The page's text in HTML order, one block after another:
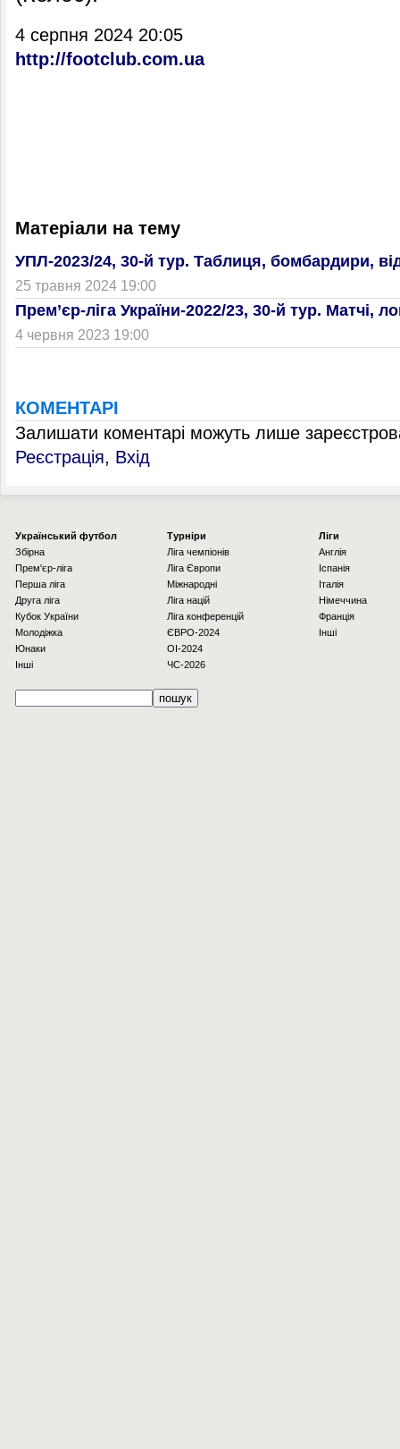
4 серпня 2024 20:05
http://footclub.com.ua
Матеріали на тему
УПЛ-2023/24, 30-й тур. Таблиця, бомбардири,
25 травня 2024 19:00
Прем’єр-ліга України-2022/23, 30-й тур. Матчі,
4 червня 2023 19:00
КОМЕНТАРІ
Залишати коментарі можуть лише
Реєстрація, Вхід
Українcький футбол
Збірна
Прем'єр-ліга
Перша ліга
Друга ліга
Кубок України
Молодіжка
Юнаки
Інші
Турніри
Ліга чемпіонів
Ліга Європи
Міжнародні
Ліга націй
Ліга конференцій
ЄВРО-2024
OI-2024
ЧС-2026
Ліги
Англія
Іспанія
Італія
Німеччина
Франція
Інші